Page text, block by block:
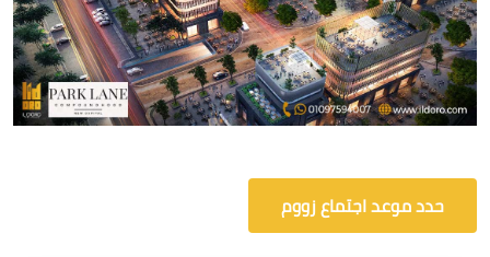
حدد موعد اجتماع زووم